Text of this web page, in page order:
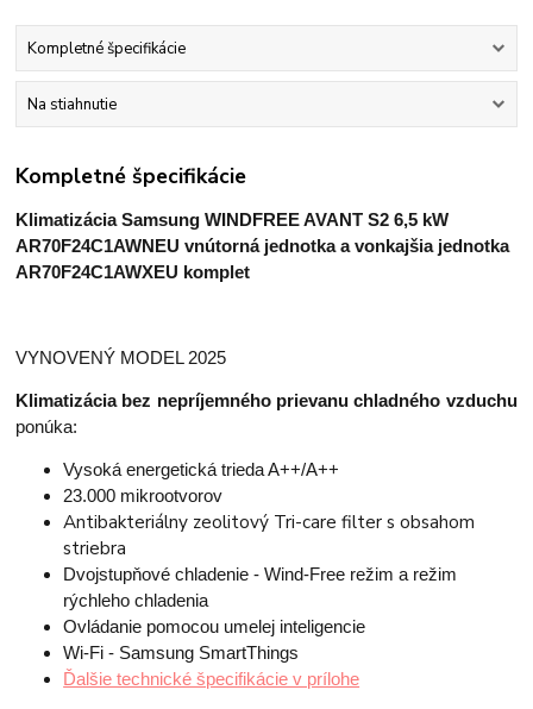
Kompletné špecifikácie
Na stiahnutie
Kompletné špecifikácie
Klimatizácia Samsung WINDFREE AVANT S2 6,5 kW
AR70F24C1AWNEUvnútorná jednotka avonkajšia jednotka
AR70F24C1AWXEU komplet
VYNOVENÝ MODEL 2025
Klimatizácia bez nepríjemného prievanu chladného vzduchu
ponúka:
Vysoká energetická trieda A++/A++
23.000 mikrootvorov
Antibakteriálny zeolitový Tri-care filter s obsahom
striebra
Dvojstupňové chladenie - Wind-Free režim a režim
rýchleho chladenia
Ovládanie pomocou umelej inteligencie
Wi-Fi - Samsung SmartThings
Ďalšie technické špecifikácie v prílohe